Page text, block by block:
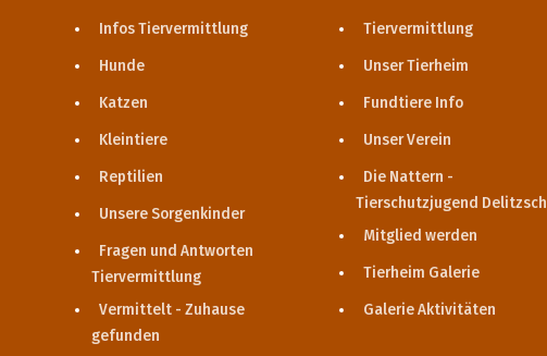
Infos Tiervermittlung
Hunde
Katzen
Kleintiere
Reptilien
Unsere Sorgenkinder
Fragen und Antworten
Tiervermittlung
Vermittelt - Zuhause
gefunden
Tiervermittlung
Unser Tierheim
Fundtiere Info
Unser Verein
Die Nattern -
Tierschutzjugend Delitzsch
Mitglied werden
Tierheim Galerie
Galerie Aktivitäten